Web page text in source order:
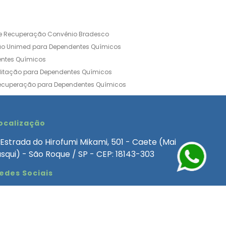
Recuperação Convênio Bradesco
Unimed para Dependentes Químicos
Químicos
para Dependentes Químicos
para Dependentes Químicos
Convênio Médico SulAmérica
de Recuperação Alcoolismo
Clínica de Recuperação para Alcoólatra
Químicos
Clinica Dependencia Quimica
para Dependentes Quimicos
Químicos Particular
Estrada do Hirofumi Mikami, 501 - Caete (Mai
- São Roque / SP - CEP: 18143-303
Sociais